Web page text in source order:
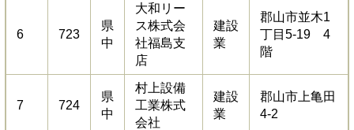
6 723
県
中
大和リー
ス株式会
社福島支
店
建設
業
郡山市並木1
丁目5-19 4
階
7 724
県
中
村上設備
工業株式
会社
建設
業
郡山市上亀田
4-2